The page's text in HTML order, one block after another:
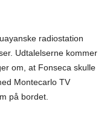
radiostation
Udtalelserne kommer
om, at Fonseca skulle
Montecarlo TV
på bordet.